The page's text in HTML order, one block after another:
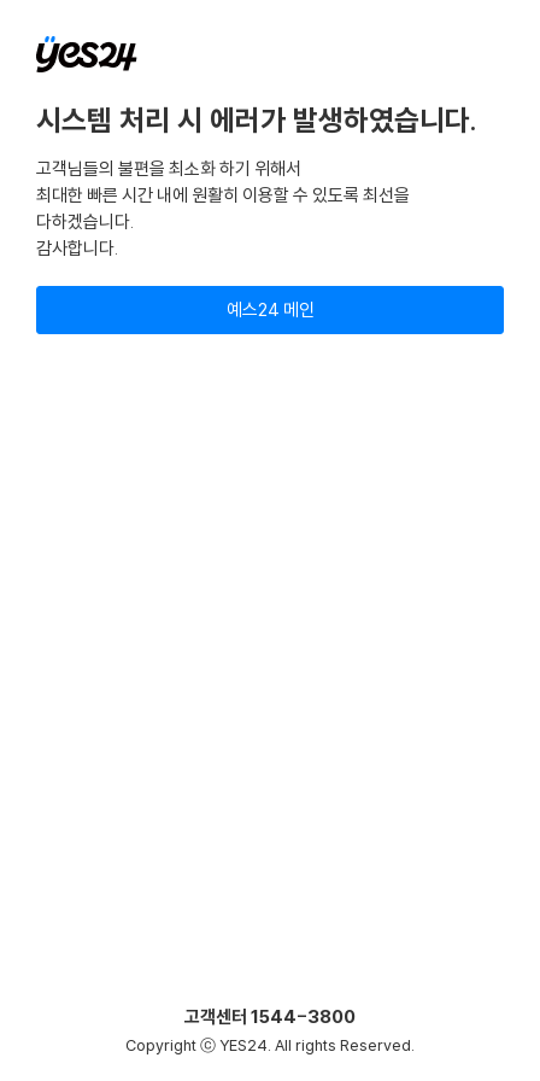
시스템 처리 시 에러가 발생하였습니다.
고객님들의 불편을 최소화 하기 위해서
최대한 빠른 시간 내에 원활히 이용할 수 있도록 최선을
다하겠습니다.
감사합니다.
예스24 메인
고객센터 1544-3800
Copyright ⓒ YES24. All rights Reserved.